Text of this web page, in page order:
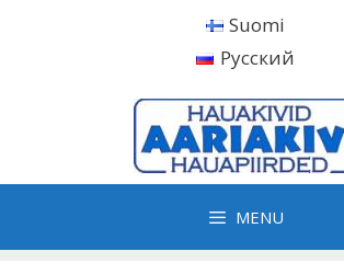
Suomi
Русский
MENU